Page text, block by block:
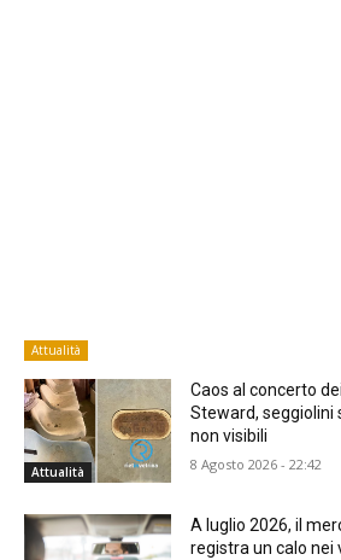
Attualità
Attualità
Caos al concerto
Steward, seggiolini
non visibili
8 Agosto 2026 - 22:42
A luglio 2026, il
registra un calo nei